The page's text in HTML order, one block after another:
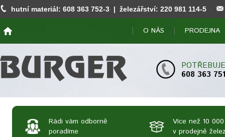
hutní materiál: 608 363 752-3 | železářství: 220 981 114-5
O NÁS PRODEJNA
608 363 751
Rádi vám odborně
poradíme
Více než 10
v prodejně